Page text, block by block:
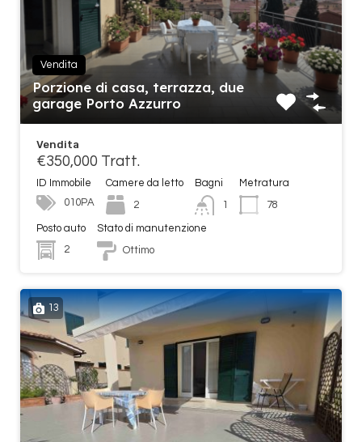
Vendita
Porzione di casa, terrazza, due
garage Porto Azzurro
Vendita
€350,000 Tratt.
ID Immobile
010PA
Camere da letto
2
Bagni
1
Metratura
78
Posto auto
2
Stato di manutenzione
Ottimo
13